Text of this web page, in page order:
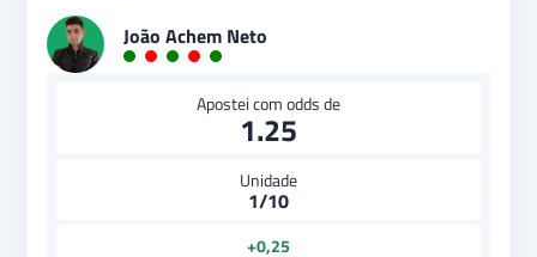
João Achem Neto
Apostei com odds de
1.25
Unidade
1/10
+0,25